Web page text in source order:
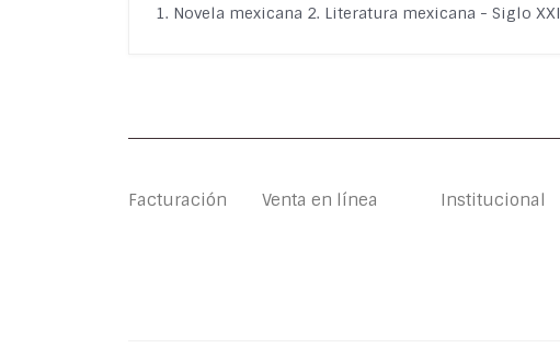
1. Novela mexicana 2. Literatura mexicana - Siglo XXI
Facturación Venta en línea Institucional